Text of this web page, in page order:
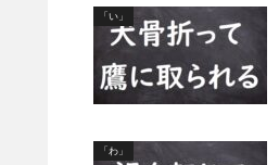
「い」
「わ」